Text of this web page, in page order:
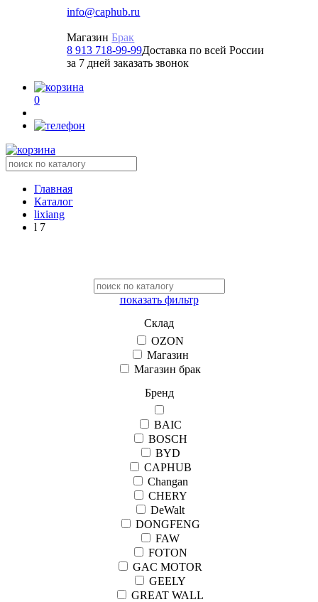
info@caphub.ru
Магазин Брак
8 913 718-99-99Доставка по всей России
за 7 дней заказать звонок
0
Главная
Каталог
lixiang
l 7
показать фильтр
Склад
OZON
Магазин
Магазин брак
Бренд
BAIC
BOSCH
BYD
CAPHUB
Changan
CHERY
DeWalt
DONGFENG
FAW
FOTON
GAC MOTOR
GEELY
GREAT WALL